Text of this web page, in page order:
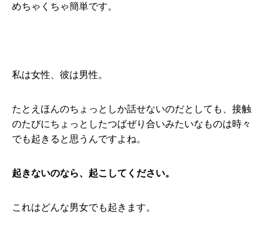
めちゃくちゃ簡単です。
私は女性、彼は男性。
たとえほんのちょっとしか話せないのだとしても、接触
のたびにちょっとしたつばぜり合いみたいなものは時々
でも起きると思うんですよね。
起きないのなら、起こしてください。
これはどんな男女でも起きます。